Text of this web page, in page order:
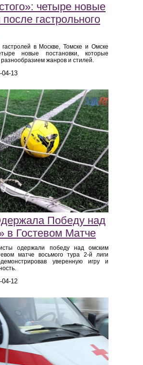
четыре новые
гастрольного
в Москве, Томске и Омске
новые постановки, которые
жанров и стилей.
13
Победу над
в Гостевом Матче
одержали победу над омским
матче восьмого тура 2-й лиги
уверенную игру и
12